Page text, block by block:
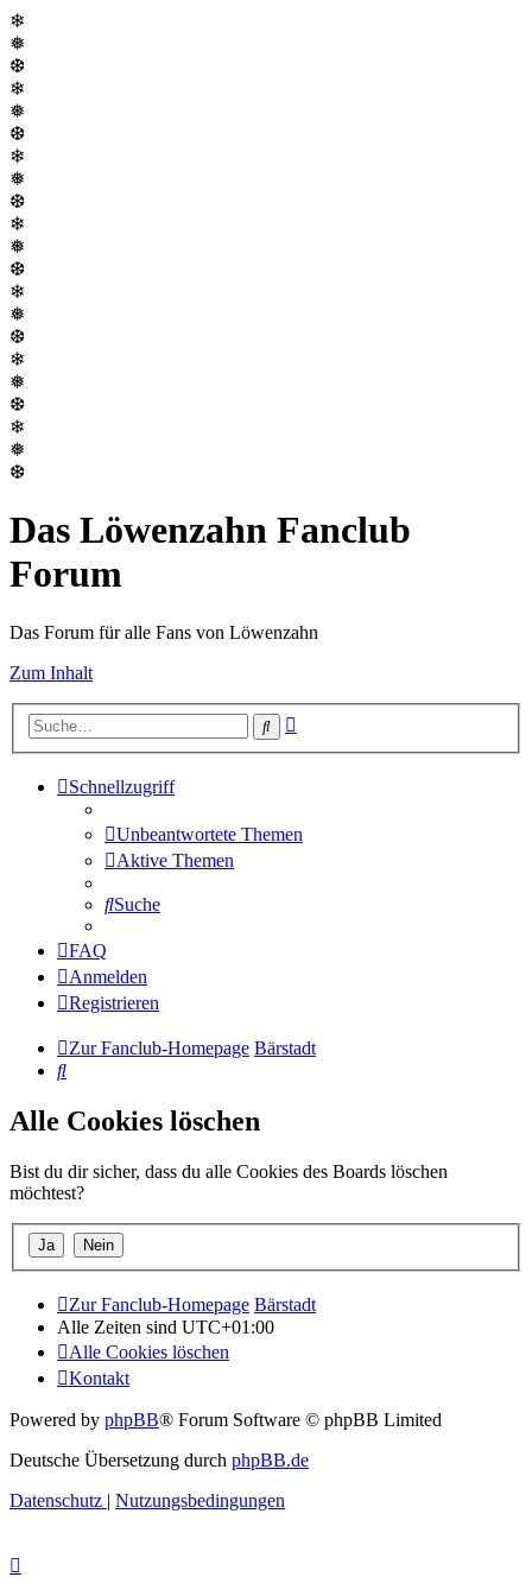
❄
❅
❆
❄
❅
❆
❄
❅
❆
❄
❅
❆
❄
❅
❆
❄
❅
❆
❄
❅
❆
Das Löwenzahn Fanclub
Forum
Das Forum für alle Fans von Löwenzahn
Zum Inhalt
Suche
Schnellzugriff
Unbeantwortete Themen
Aktive Themen
Suche
FAQ
Anmelden
Registrieren
Zur Fanclub-Homepage Bärstadt
Suche
Alle Cookies löschen
Bist du dir sicher, dass du alle Cookies des Boards löschen
möchtest?
Zur Fanclub-Homepage Bärstadt
Alle Zeiten sind UTC+01:00
Alle Cookies löschen
Kontakt
Powered by phpBB® Forum Software © phpBB Limited
Deutsche Übersetzung durch phpBB.de
Datenschutz | Nutzungsbedingungen